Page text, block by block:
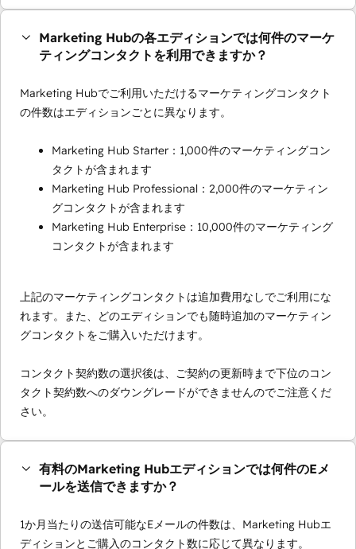
Marketing Hubの各エディションでは何件のマーケ
ティングコンタクトを利用できますか？
Marketing Hubでご利用いただけるマーケティングコンタクト
の件数はエディションごとに異なります。
Marketing Hub Starter：1,000件のマーケティングコン
タクトが含まれます
Marketing Hub Professional：2,000件のマーケティン
グコンタクトが含まれます
Marketing Hub Enterprise：10,000件のマーケティング
コンタクトが含まれます
上記のマーケティングコンタクトは追加費用なしでご利用にな
れます。また、どのエディションでも随時追加のマーケティン
グコンタクトをご購入いただけます。
コンタクト契約数の選択後は、ご契約の更新時まで下位のコン
タクト契約数へのダウングレードができませんのでご注意くだ
さい。
有料のMarketing Hubエディションでは何件のEメ
ールを送信できますか？
1か月当たりの送信可能なEメールの件数は、Marketing Hubエ
ディションとご購入のコンタクト数に応じて異なります。